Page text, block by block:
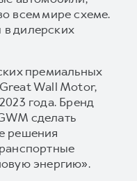
всем мире схеме.
дилерских
премиальных
Wall Motor,
года. Бренд
сделать
решения
энергию».